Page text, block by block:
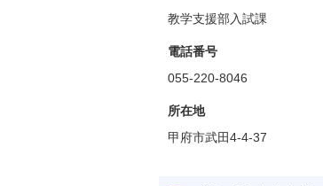
教学支援部入試課
電話番号
055-220-8046
所在地
甲府市武田4-4-37